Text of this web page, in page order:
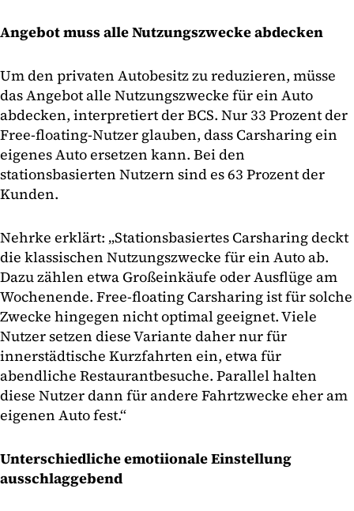
Angebot muss alle Nutzungszwecke abdecken
Um den privaten Autobesitz zu reduzieren, müsse
das Angebot alle Nutzungszwecke für ein Auto
abdecken, interpretiert der BCS. Nur 33 Prozent der
Free-floating-Nutzer glauben, dass Carsharing ein
eigenes Auto ersetzen kann. Bei den
stationsbasierten Nutzern sind es 63 Prozent der
Kunden.
Nehrke erklärt: „Stationsbasiertes Carsharing deckt
die klassischen Nutzungszwecke für ein Auto ab.
Dazu zählen etwa Großeinkäufe oder Ausflüge am
Wochenende. Free-floating Carsharing ist für solche
Zwecke hingegen nicht optimal geeignet. Viele
Nutzer setzen diese Variante daher nur für
innerstädtische Kurzfahrten ein, etwa für
abendliche Restaurantbesuche. Parallel halten
diese Nutzer dann für andere Fahrtzwecke eher am
eigenen Auto fest.“
Unterschiedliche emotiionale Einstellung
ausschlaggebend